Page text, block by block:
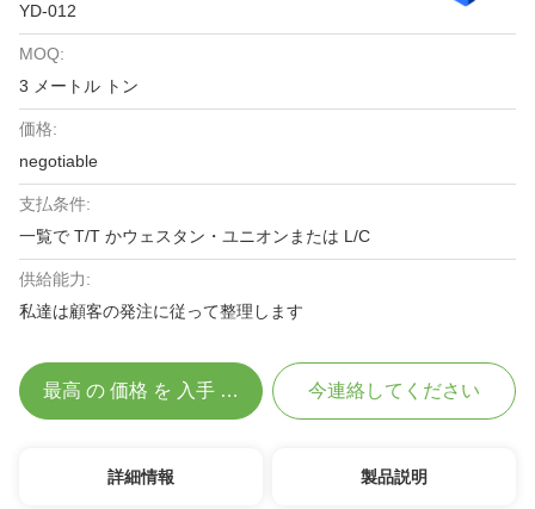
YD-012
MOQ:
3 メートル トン
価格:
negotiable
支払条件:
一覧で T/T かウェスタン・ユニオンまたは L/C
供給能力:
私達は顧客の発注に従って整理します
最高 の 価格 を 入手 する 今連絡してください
詳細情報 製品説明